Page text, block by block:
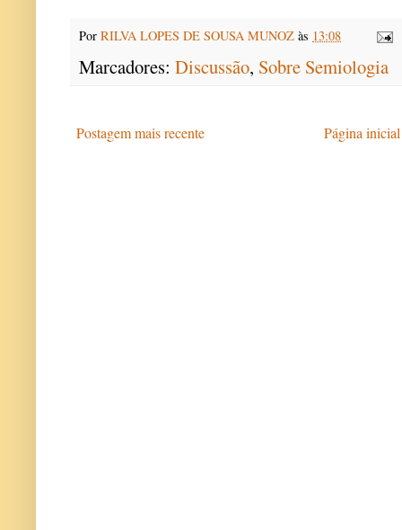
Por RILVA LOPES DE SOUSA MUNOZ às 13:08
Marcadores: Discussão, Sobre Semiologia
Postagem mais recente Página inicial